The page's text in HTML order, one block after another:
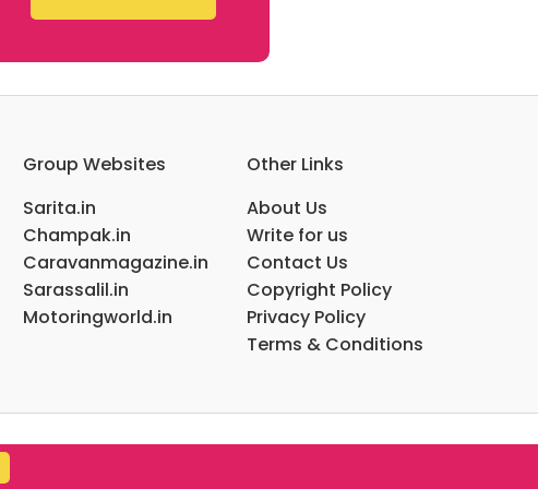
Group Websites
Sarita.in
Champak.in
Caravanmagazine.in
Sarassalil.in
Motoringworld.in
Other Links
About Us
Write for us
Contact Us
Copyright Policy
Privacy Policy
Terms & Conditions